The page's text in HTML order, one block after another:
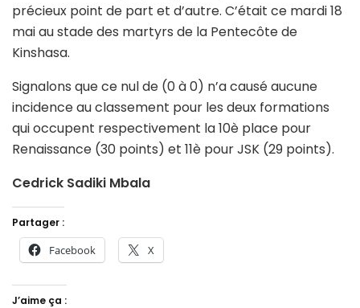
précieux point de part et d’autre. C’était ce mardi 18
mai au stade des martyrs de la Pentecôte de
Kinshasa.
Signalons que ce nul de (0 à 0) n’a causé aucune
incidence au classement pour les deux formations
qui occupent respectivement la 10è place pour
Renaissance (30 points) et 11è pour JSK (29 points).
Cedrick Sadiki Mbala
Partager :
Facebook X
J’aime ça :